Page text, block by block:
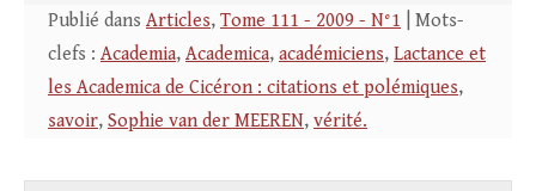
Publié dans Articles, Tome 111 - 2009 - N°1 | Mots-
clefs : Academia, Academica, académiciens, Lactance et
les Academica de Cicéron : citations et polémiques,
savoir, Sophie van der MEEREN, vérité.